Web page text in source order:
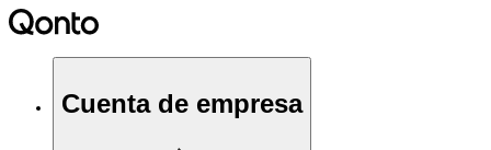
Cuenta de empresa